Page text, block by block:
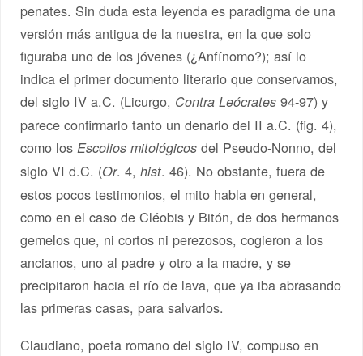
penates. Sin duda esta leyenda es paradigma de una
versión más antigua de la nuestra, en la que solo
figuraba uno de los jóvenes (¿Anfínomo?); así lo
indica el primer documento literario que conservamos,
del siglo IV a.C. (Licurgo, Contra Leócrates 94-97) y
parece confirmarlo tanto un denario del II a.C. (fig. 4),
como losEscolios mitológicos del Pseudo-Nonno, del
siglo VI d.C. (Or. 4,hist. 46). No obstante, fuera de
estos pocos testimonios, el mito habla en general,
como en el caso de Cléobis y Bitón, de dos hermanos
gemelos que, ni cortos ni perezosos, cogieron a los
ancianos, uno al padre y otro a la madre, y se
precipitaron hacia el río de lava, que ya iba abrasando
las primeras casas, para salvarlos.
Claudiano, poeta romano del siglo IV, compuso en